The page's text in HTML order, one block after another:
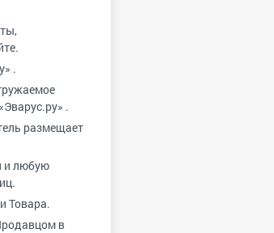
.
.
размещает
и любую
Товара.
в